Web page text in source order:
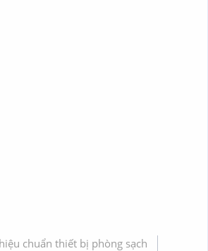
chuẩn thiết bị phòng sạch